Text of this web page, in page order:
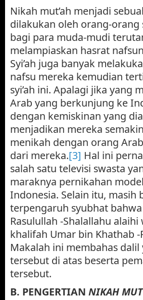
Nikah mut’ah menjadi
dilakukan oleh orang-orang
bagi para muda-mudi
melampiaskan hasrat
Syi’ah juga banyak
nafsu mereka kemudian
syi’ah ini. Apalagi jika yang
Arab yang berkunjung ke
dengan kemiskinan yang
menjadikan mereka
menikah dengan orang
dari mereka.[3] Hal ini
salah satu televisi swasta
maraknya pernikahan
Indonesia. Selain itu, masih
terpengaruh syubhat
Rasulullah -Shalallahu
khalifah Umar bin Khathab
Makalah ini membahas
tersebut di atas beserta
tersebut.
B. PENGERTIAN NIKAH